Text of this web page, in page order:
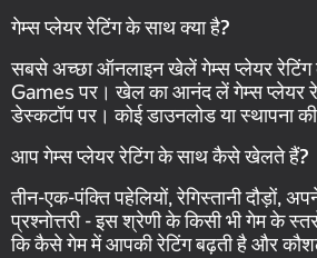
गेम्स प्लेयर रेटिंग के साथ क्या है?
सबसे अच्छा ऑनलाइन खेलें गेम्स प्लेयर
Games पर। खेल का आनंद लें गेम्स प्लेयर
डेस्कटॉप पर। कोई डाउनलोड या स्थापना
आप गेम्स प्लेयर रेटिंग के साथ कैसे खेलते हैं?
तीन-एक-पंक्ति पहेलियों, रेगिस्तानी दौड़ों,
प्रश्नोत्तरी - इस श्रेणी के किसी भी गेम के
कि कैसे गेम में आपकी रेटिंग बढ़ती है और कौशल